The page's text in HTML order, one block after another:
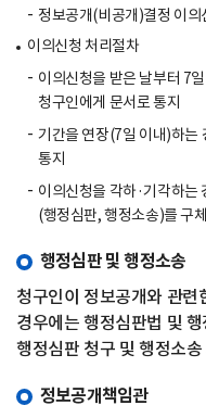
정보공개(비공개)결정 이
이의신청 처리절차
이의신청을 받은 날부터 7
청구인에게 문서로 통지
기간을 연장(7일 이내)하는
통지
이의신청을 각하·기각하는
(행정심판, 행정소송)를 구
행정심판 및 행정소송
청구인이 정보공개와 관
경우에는 행정심판법 및
행정심판 청구 및 행정소송
정보공개책임관